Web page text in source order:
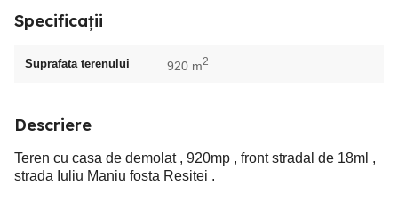
Specificații
Suprafata terenului 920 m2
Descriere
Teren cu casa de demolat , 920mp , front stradal de 18ml ,
strada Iuliu Maniu fosta Resitei .